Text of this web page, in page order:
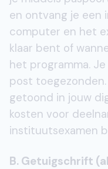
en ontvang je een
computer en het
klaar bent of
het programma.
post
getoond in jouw
kosten voor
instituutsexamen
B. Getuigschrift